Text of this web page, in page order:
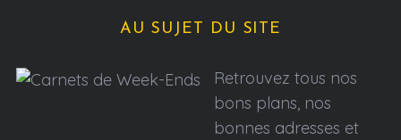
AU SUJET DU SITE
Retrouvez tous nos
bons plans, nos
bonnes adresses et